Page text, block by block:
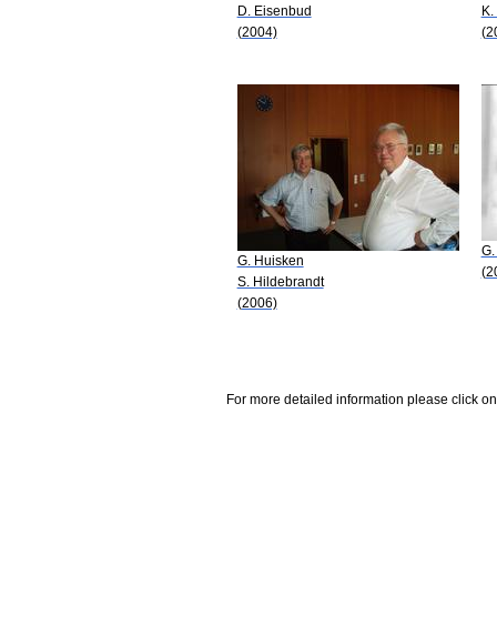
D. Eisenbud
(2004)
K.
G. Huisken
S. Hildebrandt
(2006)
For more detailed information please click